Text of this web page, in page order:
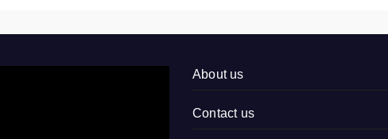
About us
Contact us